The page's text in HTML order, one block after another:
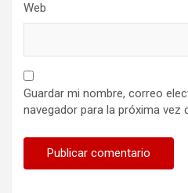
Web
Guardar mi nombre, correo
navegador para la próxima vez